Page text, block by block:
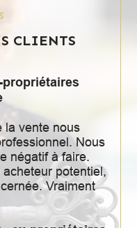
CLIENTS
propriétaires
la vente nous
Nous
négatif à faire.
potentiel,
Vraiment